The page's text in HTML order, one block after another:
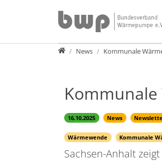
PresseNews Kommunale
16.10.2025 News
Wärmewende Kommunale
Sachsen-Anhalt